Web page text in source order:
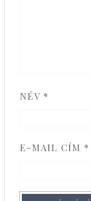
NÉV *
E-MAIL CÍM *